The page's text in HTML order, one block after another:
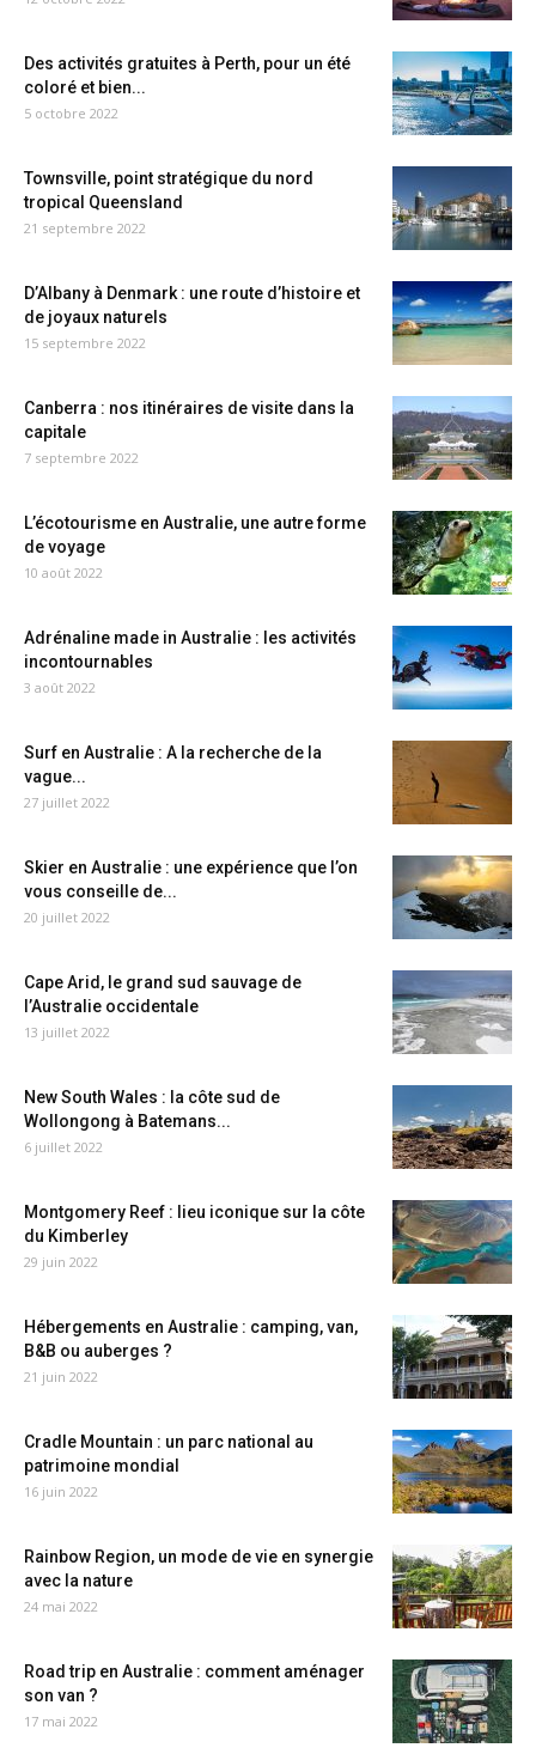
Des activités gratuites à Perth, pour un été
coloré et bien...
5 octobre 2022
Townsville, point stratégique du nord
tropical Queensland
21 septembre 2022
D’Albany à Denmark : une route d’histoire et
de joyaux naturels
15 septembre 2022
Canberra : nos itinéraires de visite dans la
capitale
7 septembre 2022
L’écotourisme en Australie, une autre forme
de voyage
10 août 2022
Adrénaline made in Australie : les activités
incontournables
3 août 2022
Surf en Australie : A la recherche de la
vague...
27 juillet 2022
Skier en Australie : une expérience que l’on
vous conseille de...
20 juillet 2022
Cape Arid, le grand sud sauvage de
l’Australie occidentale
13 juillet 2022
New South Wales : la côte sud de
Wollongong à Batemans...
6 juillet 2022
Montgomery Reef : lieu iconique sur la côte
du Kimberley
29 juin 2022
Hébergements en Australie : camping, van,
B&B ou auberges ?
21 juin 2022
Cradle Mountain : un parc national au
patrimoine mondial
16 juin 2022
Rainbow Region, un mode de vie en synergie
avec la nature
24 mai 2022
Road trip en Australie : comment aménager
son van ?
17 mai 2022